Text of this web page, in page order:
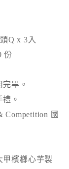
Q x 3入
份
畢。
。
國
甲檳榔心芋製